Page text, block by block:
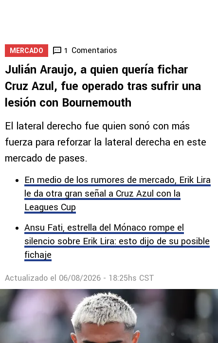
MERCADO 1 Comentarios
Julián Araujo, a quien quería fichar
Cruz Azul, fue operado tras sufrir una
lesión con Bournemouth
El lateral derecho fue quien sonó con más
fuerza para reforzar la lateral derecha en este
mercado de pases.
En medio de los rumores de mercado, Erik Lira
le da otra gran señal a Cruz Azul con la
Leagues Cup
Ansu Fati, estrella del Mónaco rompe el
silencio sobre Erik Lira: esto dijo de su posible
fichaje
Actualizado el 06/08/2026 - 18:25hs CST